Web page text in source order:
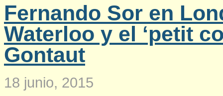
Fernando Sor en
Waterloo y el ‘petit
Gontaut
18 junio, 2015